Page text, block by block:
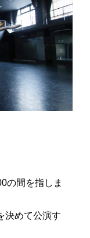
の間を指しま
めて公演す